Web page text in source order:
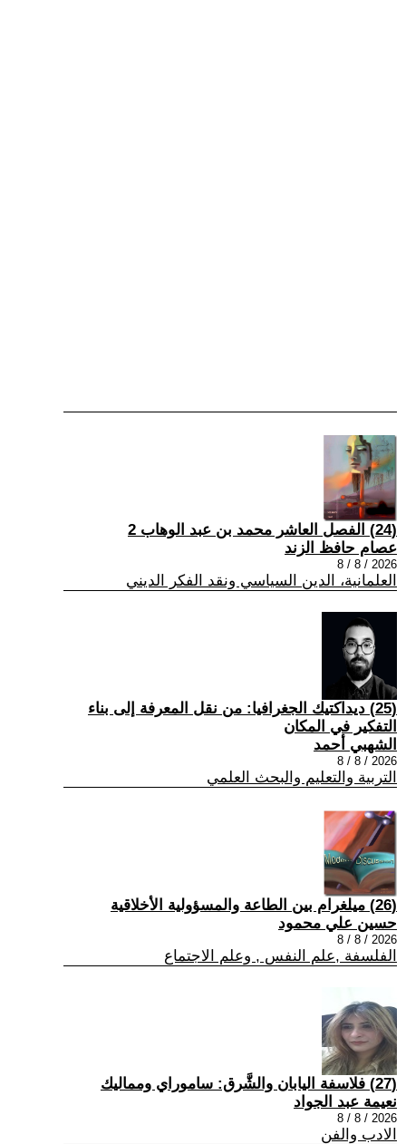
(24) الفصل العاشر محمد بن عبد الوهاب 2
عصام حافظ الزند
2026 / 8 / 8
العلمانية، الدين السياسي ونقد الفكر الديني
(25) ديداكتيك الجغرافيا: من نقل المعرفة إلى بناء
التفكير في المكان
الشهبي أحمد
2026 / 8 / 8
التربية والتعليم والبحث العلمي
(26) ميلغرام بين الطاعة والمسؤولية الأخلاقية
حسين علي محمود
2026 / 8 / 8
الفلسفة ,علم النفس , وعلم الاجتماع
(27) فلاسفة اليابان والشَّرق: ساموراي ومماليك
نعيمة عبد الجواد
2026 / 8 / 8
الادب والفن